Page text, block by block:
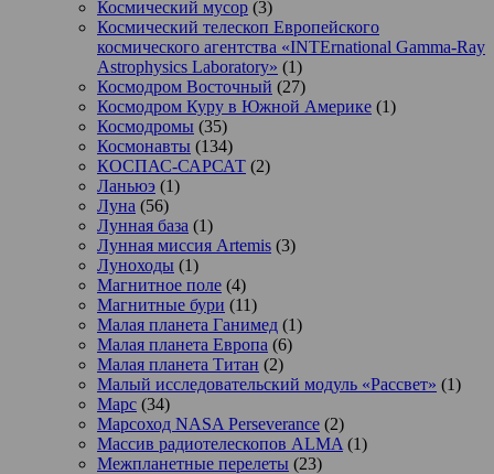
Космический мусор (3)
Космический телескоп Европейского
космического агентства «INTErnational Gamma-Ray
Astrophysics Laboratory» (1)
Космодром Восточный (27)
Космодром Куру в Южной Америке (1)
Космодромы (35)
Космонавты (134)
КОСПАС-САРСАТ (2)
Ланьюэ (1)
Луна (56)
Лунная база (1)
Лунная миссия Artemis (3)
Луноходы (1)
Магнитное поле (4)
Магнитные бури (11)
Малая планета Ганимед (1)
Малая планета Европа (6)
Малая планета Титан (2)
Малый исследовательский модуль «Рассвет» (1)
Марс (34)
Марсоход NASA Perseverance (2)
Массив радиотелескопов ALMA (1)
Межпланетные перелеты (23)